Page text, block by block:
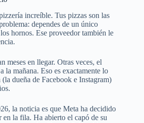
increíble. Tus pizzas son las
dependes de un único
hornos. Ese proveedor también le
meses en llegar. Otras veces, el
la mañana. Eso es exactamente lo
dueña de Facebook e Instagram)
la noticia es que Meta ha decidido
en la fila. Ha abierto el capó de su